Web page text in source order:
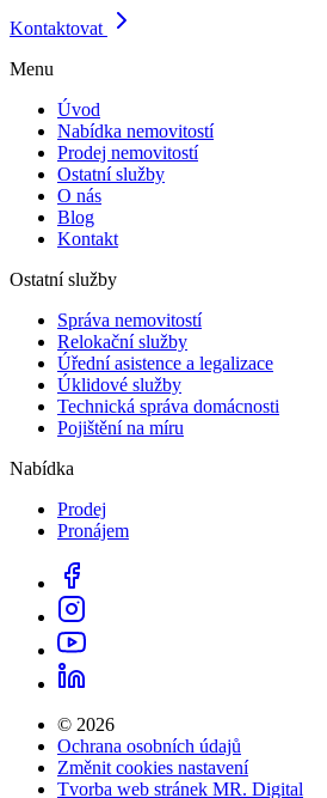
Kontaktovat
Menu
Úvod
Nabídka nemovitostí
Prodej nemovitostí
Ostatní služby
O nás
Blog
Kontakt
Ostatní služby
Správa nemovitostí
Relokační služby
Úřední asistence a legalizace
Úklidové služby
Technická správa domácnosti
Pojištění na míru
Nabídka
Prodej
Pronájem
© 2026
Ochrana osobních údajů
Změnit cookies nastavení
Tvorba web stránek MR. Digital